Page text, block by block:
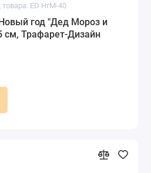
товара: ED НгМ-40
год "Дед Мороз и
см, Трафарет-Дизайн